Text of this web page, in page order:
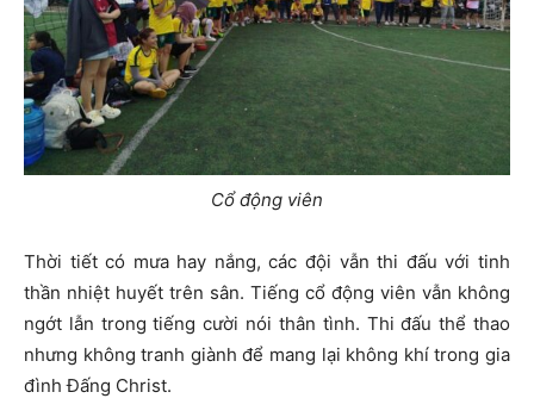
Cổ động viên
Thời tiết có mưa hay nắng, các đội vẫn thi đấu với tinh
thần nhiệt huyết trên sân. Tiếng cổ động viên vẫn không
ngớt lẫn trong tiếng cười nói thân tình. Thi đấu thể thao
nhưng không tranh giành để mang lại không khí trong gia
đình Đấng Christ.